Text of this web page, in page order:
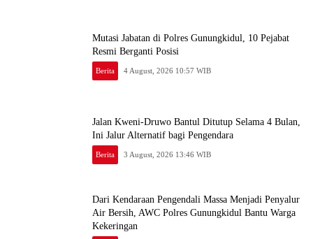
Mutasi Jabatan di Polres Gunungkidul, 10 Pejabat
Resmi Berganti Posisi
Berita 4 August, 2026 10:57 WIB
Jalan Kweni-Druwo Bantul Ditutup Selama 4 Bulan,
Ini Jalur Alternatif bagi Pengendara
Berita 3 August, 2026 13:46 WIB
Dari Kendaraan Pengendali Massa Menjadi Penyalur
Air Bersih, AWC Polres Gunungkidul Bantu Warga
Kekeringan